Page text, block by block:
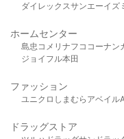
ダイレックスサンエーイズ
ホームセンター
島忠 コメリ ナフコ コーナン
ジョイフル本田
ファッション
ユニクロ しまむら アベイル
ドラッグストア